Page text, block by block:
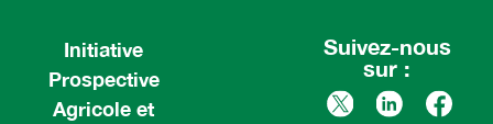
Initiative
Prospective
Agricole et
Suivez-nous
sur :